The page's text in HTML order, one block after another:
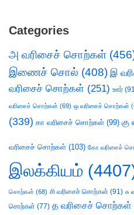
Categories
அ வரிசைச் சொற்கள்
இணைச் சொல் (408) இ
வரிசைச் சொற்கள் (251) ஊர்
வரிசைச் சொற்கள் (69) ஒ வரிசைச் சொற்கள்
(339) கா வரிசைச் சொற்கள் (99)
வரிசைச் சொற்கள் (103) கோ வரிசைச்
இலக்கியம்
சொற்கள் (68) சி வரிசைச் சொற்கள் (91)
சொற்கள் (77) த வரிசைச் சொற்கள்